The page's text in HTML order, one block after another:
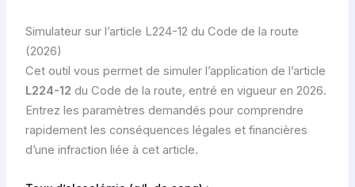
Simulateur sur l’article L224-12 du Code de la route
(2026)
Cet outil vous permet de simuler l’application de l’article
L224-12 du Code de la route, entré en vigueur en 2026.
Entrez les paramètres demandés pour comprendre
rapidement les conséquences légales et financières
d’une infraction liée à cet article.